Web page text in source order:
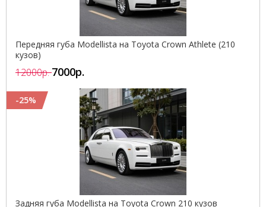
Передняя губа Modellista на Toyota Crown Athlete (210
кузов)
12000р.7000р.
-25%
Задняя губа Modellista на Toyota Crown 210 кузов